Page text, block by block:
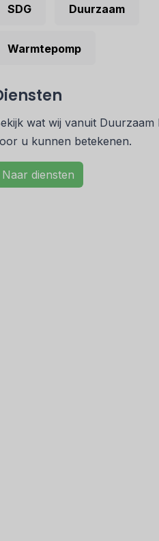
SDG Duurzaam
Warmtepomp
wat wij vanuit Duurzaam
u kunnen betekenen.
Naar diensten